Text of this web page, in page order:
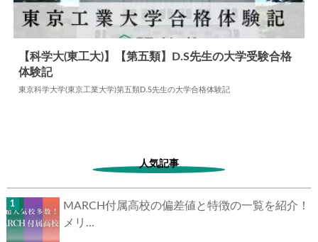
大学合格体験記
【科学大(東工大)】【第五類】D.S先生の大学受験合格
体験記
東京科学大学(東京工業大学)第五類D.S先生の大学合格体験記
人気記事
MARCH付属高校の偏差値と特徴の一覧を紹介！
メリ...